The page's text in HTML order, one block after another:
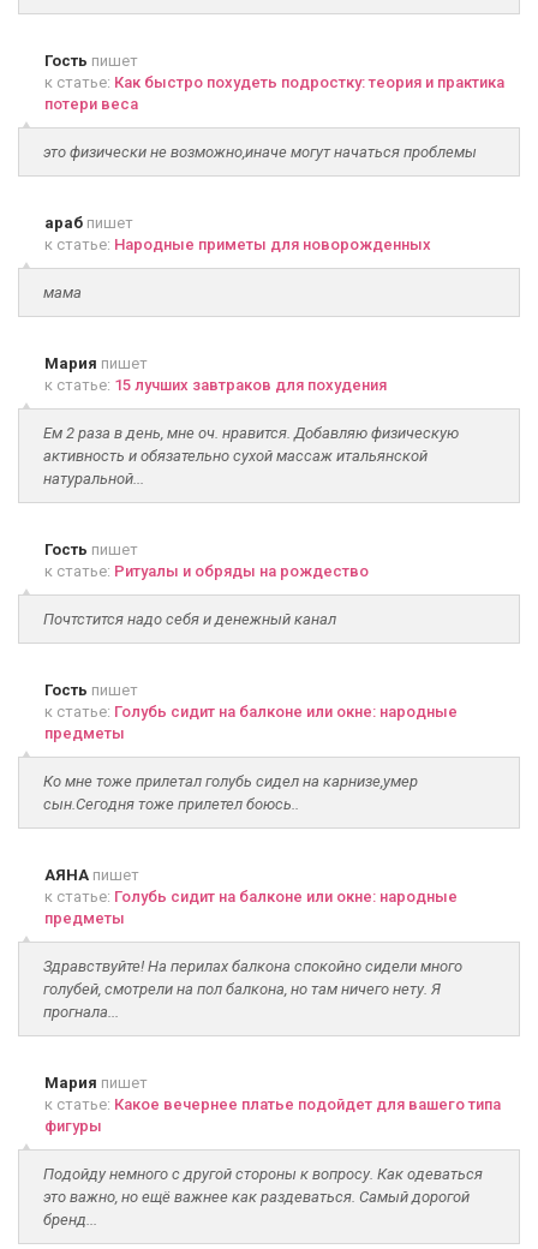
Гость пишет
к статье: Как быстро похудеть подростку: теория и практика
потери веса
это физически не возможно,иначе могут начаться проблемы
араб пишет
к статье: Народные приметы для новорожденных
мама
Мария пишет
к статье: 15 лучших завтраков для похудения
Ем 2 раза в день, мне оч. нравится. Добавляю физическую
активность и обязательно сухой массаж итальянской
натуральной...
Гость пишет
к статье: Ритуалы и обряды на рождество
Почтстится надо себя и денежный канал
Гость пишет
к статье: Голубь сидит на балконе или окне: народные
предметы
Ко мне тоже прилетал голубь сидел на карнизе,умер
сын.Сегодня тоже прилетел боюсь..
АЯНА пишет
к статье: Голубь сидит на балконе или окне: народные
предметы
Здравствуйте! На перилах балкона спокойно сидели много
голубей, смотрели на пол балкона, но там ничего нету. Я
прогнала...
Мария пишет
к статье: Какое вечернее платье подойдет для вашего типа
фигуры
Подойду немного с другой стороны к вопросу. Как одеваться
это важно, но ещё важнее как раздеваться. Самый дорогой
бренд...